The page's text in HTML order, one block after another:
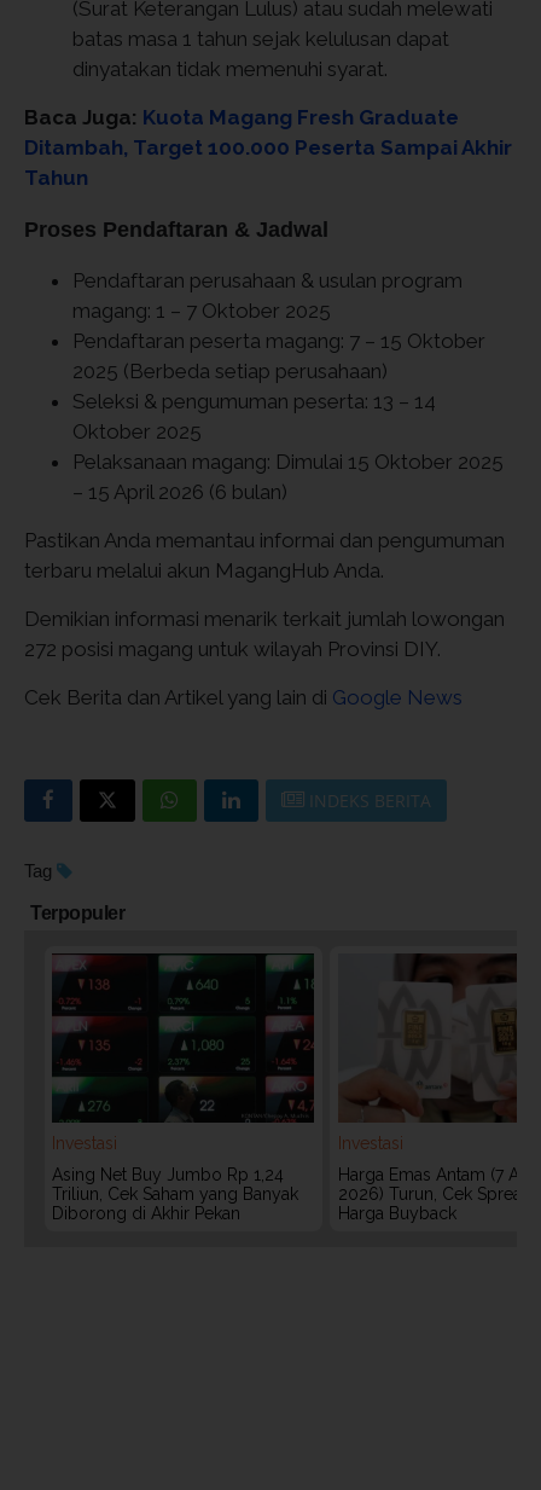
(Surat Keterangan Lulus) atau sudah melewati
batas masa 1 tahun sejak kelulusan dapat
dinyatakan tidak memenuhi syarat.
Baca Juga: Kuota Magang Fresh Graduate
Ditambah, Target 100.000 Peserta Sampai Akhir
Tahun
Proses Pendaftaran & Jadwal
Pendaftaran perusahaan & usulan program
magang: 1 – 7 Oktober 2025
Pendaftaran peserta magang: 7 – 15 Oktober
2025 (Berbeda setiap perusahaan)
Seleksi & pengumuman peserta: 13 – 14
Oktober 2025
Pelaksanaan magang: Dimulai 15 Oktober 2025
– 15 April 2026 (6 bulan)
Pastikan Anda memantau informai dan pengumuman
terbaru melalui akun MagangHub Anda.
Demikian informasi menarik terkait jumlah lowongan
272 posisi magang untuk wilayah Provinsi DIY.
Cek Berita dan Artikel yang lain di Google News
INDEKS BERITA
Tag
Terpopuler
Investasi
Asing Net Buy Jumbo Rp 1,24
Triliun, Cek Saham yang Banyak
Diborong di Akhir Pekan
Investasi
Harga Emas Antam (7
2026) Turun, Cek Spread
Harga Buyback